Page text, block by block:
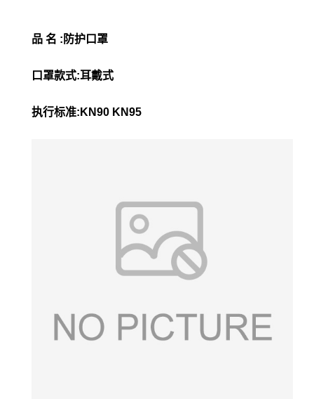
品 名 :防护口罩
口罩款式:耳戴式
执行标准:KN90 KN95